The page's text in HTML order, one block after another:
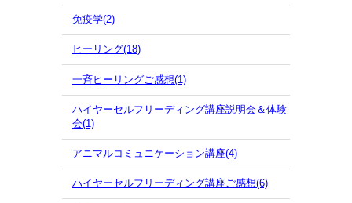
免疫学(2)
ヒーリング(18)
一斉ヒーリングご感想(1)
ハイヤーセルフリーディング講座説明会＆体験
会(1)
アニマルコミュニケーション講座(4)
ハイヤーセルフリーディング講座ご感想(6)